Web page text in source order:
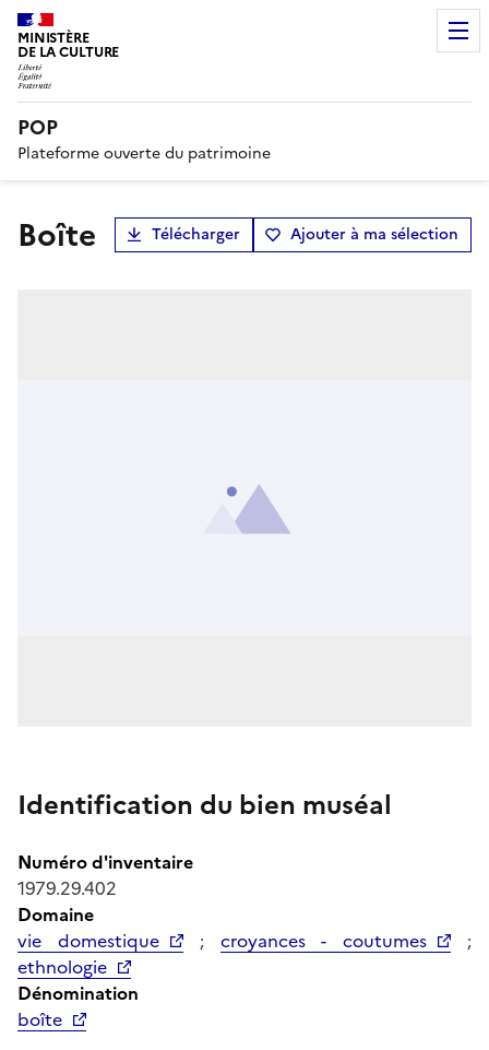
MINISTÈRE
DE LA CULTURE
POP
Plateforme ouverte du patrimoine
boîte Télécharger Ajouter à ma sélection
Identification du bien muséal
Numéro d'inventaire
1979.29.402
Domaine
vie domestique
; croyances - coutumes
;
ethnologie
Dénomination
boîte